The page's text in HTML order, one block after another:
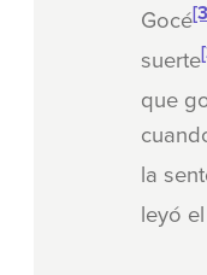
Gocé
suerte
que
la
leyó